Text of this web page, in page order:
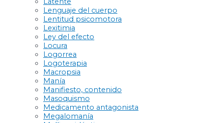
Lenguaje del cuerpo
Lentitud psicomotora
Lexitimia
Ley del efecto
Locura
Logorrea
Logoterapia
Macropsia
Manía
Manifiesto, contenido
Masoquismo
Medicamento antagonista
Megalomanía